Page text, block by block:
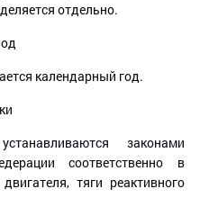
отдельно.
календарный год.
законами
соответственно в
тяги реактивного